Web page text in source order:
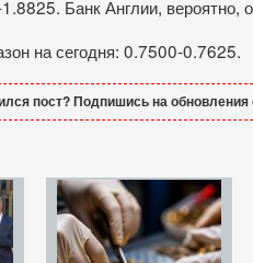
Банк Англии,
на сегодня: 0.7500-0.7625.
пост? Подпишись на обновления